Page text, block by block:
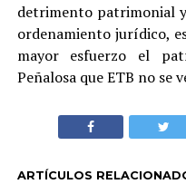
detrimento patrimonial
ordenamiento jurídico,
mayor esfuerzo el
Peñalosa que ETB no se
ARTÍCULOS